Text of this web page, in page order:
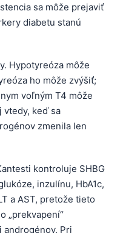
sa môže prejaviť
diabetu stanú
Hypotyreóza môže
ho môže zvýšiť;
voľným T4 môže
vtedy, keď sa
zmenila len
kontroluje SHBG
inzulínu, HbA1c,
a AST, pretože tieto
„prekvapení“
Pri